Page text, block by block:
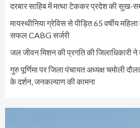
दरबार साहिब में मत्था टेककर प्रदेश की सुख-
मायस्थीनिया ग्रेविस से पीड़ित 65 वर्षीय
सफल CABG सर्जरी
जल जीवन मिशन की प्रगति की जिलाधिकारी ने
गुरु पूर्णिमा पर जिला पंचायत अध्यक्ष चमोली
के दर्शन, जनकल्याण की कामना